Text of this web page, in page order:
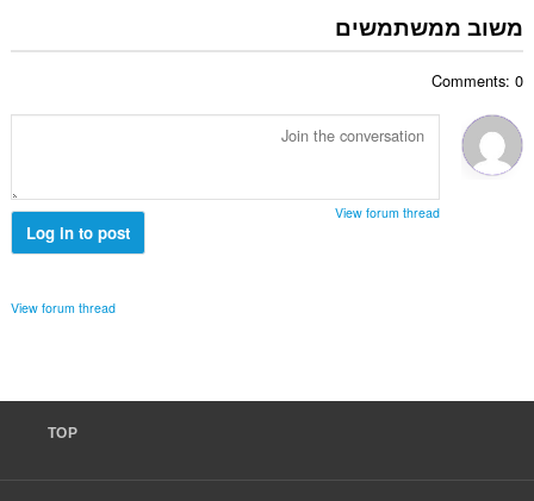
ו
ג
:
ר
ר
ו
ם
משוב ממשתמשים
Comments: 0
View forum thread
Log in to post
View forum thread
TOP